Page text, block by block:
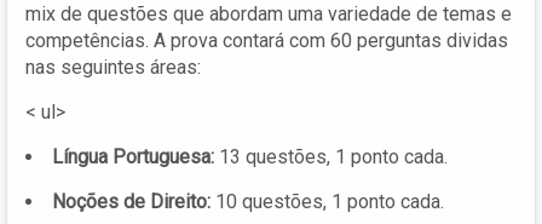
mix de questões que abordam uma variedade de temas e
competências. A prova contará com 60 perguntas dividas
nas seguintes áreas:
< ul>
Língua Portuguesa: 13 questões, 1 ponto cada.
Noções de Direito: 10 questões, 1 ponto cada.